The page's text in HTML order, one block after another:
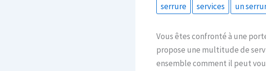
serrure services un
Vous êtes confronté à une
propose une multitude de
ensemble comment il peut